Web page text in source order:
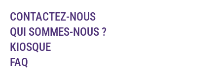
CONTACTEZ-NOUS
QUI SOMMES-NOUS ?
KIOSQUE
FAQ